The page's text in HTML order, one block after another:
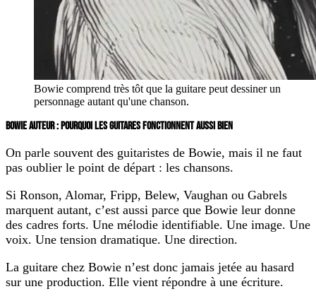
Bowie comprend très tôt que la guitare peut dessiner un
personnage autant qu'une chanson.
BOWIE AUTEUR : POURQUOI LES GUITARES FONCTIONNENT AUSSI BIEN
On parle souvent des guitaristes de Bowie, mais il ne faut
pas oublier le point de départ : les chansons.
Si Ronson, Alomar, Fripp, Belew, Vaughan ou Gabrels
marquent autant, c’est aussi parce que Bowie leur donne
des cadres forts. Une mélodie identifiable. Une image. Une
voix. Une tension dramatique. Une direction.
La guitare chez Bowie n’est donc jamais jetée au hasard
sur une production. Elle vient répondre à une écriture.